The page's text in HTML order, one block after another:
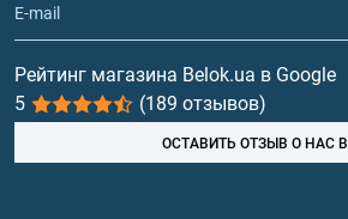
Гейнеры
Витамины и минералы
Рыбий жир, жирные кислоты
Рейтинг магазина Belok.ua в Google
5
(189 отзывов)
ОСТАВИТЬ ОТЗЫВ О НАС В